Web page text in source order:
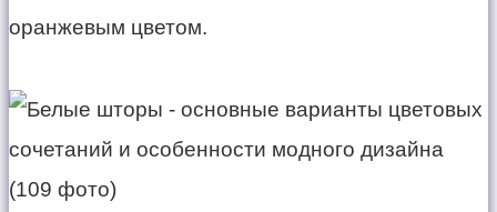
оранжевым цветом.